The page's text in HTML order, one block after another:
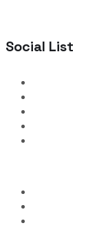
Social List